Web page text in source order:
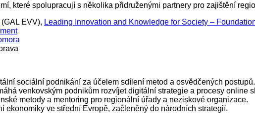
které spolupracují s několika přidruženými partnery pro zajištění
(GAL EVV), Leading Innovation and Knowledge for Society –
sociální podnikání za účelem sdílení metod a osvědčených postupů.
venkovským podnikům rozvíjet digitální strategie a procesy online
metody a mentoring pro regionální úřady a neziskové organizace.
ve střední Evropě, začleněný do národních strategií.